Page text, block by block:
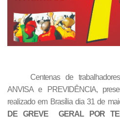
Centenas de
ANVISA e PREVIDÊNCIA,
realizado em Brasília dia 31 de
DE GREVE GERAL POR